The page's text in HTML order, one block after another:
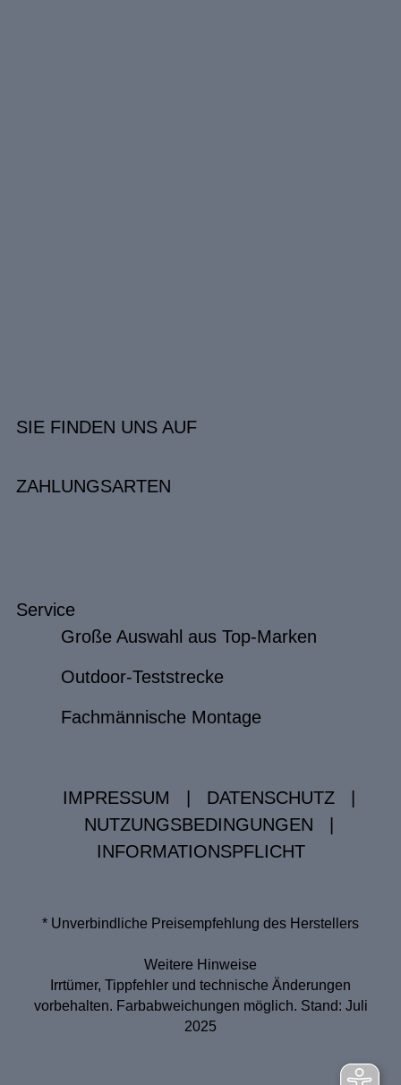
SIE FINDEN UNS AUF
ZAHLUNGSARTEN
Service
Große Auswahl aus Top-Marken
Outdoor-Teststrecke
Fachmännische Montage
IMPRESSUM DATENSCHUTZ
NUTZUNGSBEDINGUNGEN
INFORMATIONSPFLICHT
* Unverbindliche Preisempfehlung des Herstellers
Weitere Hinweise
Irrtümer, Tippfehler und technische Änderungen
vorbehalten. Farbabweichungen möglich. Stand: Juli
2025